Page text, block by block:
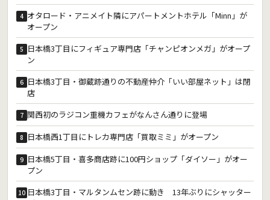
4 オタロード・アニメイト隣にアパートメントホテル「Minn」が
オープン
5 日本橋3丁目にフィギュア専門店「チャンピオンメガ」がオープ
ン
6 日本橋3丁目・御蔵跡通りの不動産仲介「いい部屋ネット」は閉
店
7 関西初のラジコン重機カフェがなんさん通りに登場
8 日本橋西1丁目にトレカ専門店「買取ミミ」がオープン
9 日本橋5丁目・喜多商店跡に100円ショップ「ダイソー」がオー
プン
10 日本橋3丁目・マルタンムセン跡に動き 13年ぶりにシャッター